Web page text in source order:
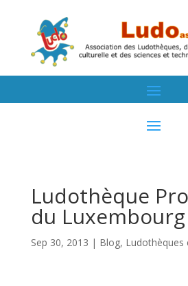
Ludothèque
du Luxembourg
Sep 30, 2013 | Blog, Ludothèques